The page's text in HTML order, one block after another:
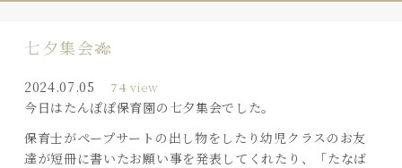
七夕集会🎋
2024.07.05 74 view
今日はたんぽぽ保育園の七夕集会でした。
保育士がペープサートの出し物をしたり幼児クラスのお友
達が短冊に書いたお願い事を発表してくれたり、「たなば